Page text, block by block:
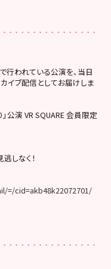
行われている公演を、当日
イブ配信としてお届けしま
公演 VR SQUARE 会員限定
しなく！
=/cid=akb48k22072701/